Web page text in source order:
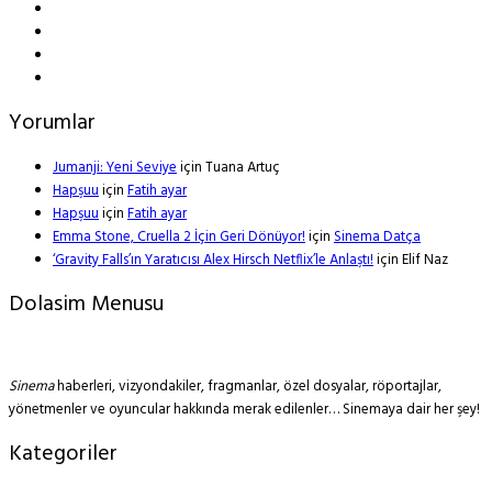
Yorumlar
Jumanji: Yeni SeviyeiçinTuana Artuç
HapşuuiçinFatih ayar
HapşuuiçinFatih ayar
Emma Stone, Cruella 2 İçin Geri Dönüyor!içinSinema Datça
‘Gravity Falls’ın Yaratıcısı Alex Hirsch Netflix’le Anlaştı!içinElif Naz
Dolasim Menusu
Sinemahaberleri, vizyondakiler, fragmanlar, özel dosyalar, röportajlar,
yönetmenler ve oyuncular hakkında merak edilenler… Sinemaya dair her şey!
Kategoriler